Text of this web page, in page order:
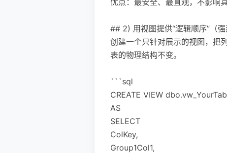
## 2) 用视图提供“逻辑顺序”（强
创建一个只针对展示的视图，把
表的物理结构不变。
```sql
CREATE VIEW
AS
SELECT
ColKey,
Group1Col1,